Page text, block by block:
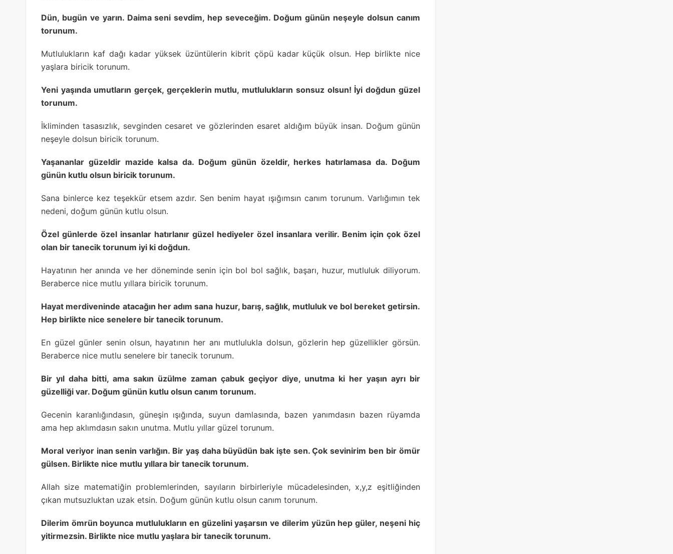
Dün, bugün ve yarın. Daima seni sevdim, hep seveceğim. Doğum günün neşeyle dolsun canım
torunum.
Mutlulukların kaf dağı kadar yüksek üzüntülerin kibrit çöpü kadar küçük olsun. Hep birlikte nice
yaşlara biricik torunum.
Yeni yaşında umutların gerçek, gerçeklerin mutlu, mutlulukların sonsuz olsun! İyi doğdun güzel
torunum.
İkliminden tasasızlık, sevginden cesaret ve gözlerinden esaret aldığım büyük insan. Doğum günün
neşeyle dolsun biricik torunum.
Yaşananlar güzeldir mazide kalsa da. Doğum günün özeldir, herkes hatırlamasa da. Doğum
günün kutlu olsun biricik torunum.
Sana binlerce kez teşekkür etsem azdır. Sen benim hayat ışığımsın canım torunum. Varlığımın tek
nedeni, doğum günün kutlu olsun.
Özel günlerde özel insanlar hatırlanır güzel hediyeler özel insanlara verilir. Benim için çok özel
olan bir tanecik torunum iyi ki doğdun.
Hayatının her anında ve her döneminde senin için bol bol sağlık, başarı, huzur, mutluluk diliyorum.
Beraberce nice mutlu yıllara biricik torunum.
Hayat merdiveninde atacağın her adım sana huzur, barış, sağlık, mutluluk ve bol bereket getirsin.
Hep birlikte nice senelere bir tanecik torunum.
En güzel günler senin olsun, hayatının her anı mutlulukla dolsun, gözlerin hep güzellikler görsün.
Beraberce nice mutlu senelere bir tanecik torunum.
Bir yıl daha bitti, ama sakın üzülme zaman çabuk geçiyor diye, unutma ki her yaşın ayrı bir
güzelliği var. Doğum günün kutlu olsun canım torunum.
Gecenin karanlığındasın, güneşin ışığında, suyun damlasında, bazen yanımdasın bazen rüyamda
ama hep aklımdasın sakın unutma. Mutlu yıllar güzel torunum.
Moral veriyor inan senin varlığın. Bir yaş daha büyüdün bak işte sen. Çok sevinirim ben bir ömür
gülsen. Birlikte nice mutlu yıllara bir tanecik torunum.
Allah size matematiğin problemlerinden, sayıların birbirleriyle mücadelesinden, x,y,z eşitliğinden
çıkan mutsuzluktan uzak etsin. Doğum günün kutlu olsun canım torunum.
Dilerim ömrün boyunca mutlulukların en güzelini yaşarsın ve dilerim yüzün hep güler, neşeni hiç
yitirmezsin. Birlikte nice mutlu yaşlara bir tanecik torunum.